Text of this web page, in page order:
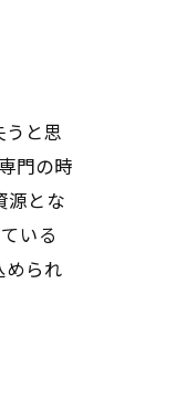
と思
門の時
源とな
いる
られ